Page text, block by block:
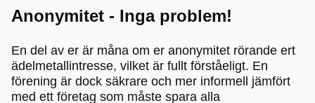
Anonymitet - Inga problem!
En del av er är måna om er anonymitet rörande ert
ädelmetallintresse, vilket är fullt förståeligt. En
förening är dock säkrare och mer informell jämfört
med ett företag som måste spara alla